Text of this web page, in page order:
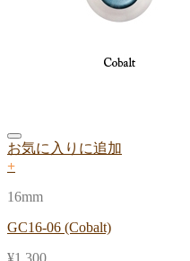
お気に入りに追加
+
16mm
GC16-06 (Cobalt)